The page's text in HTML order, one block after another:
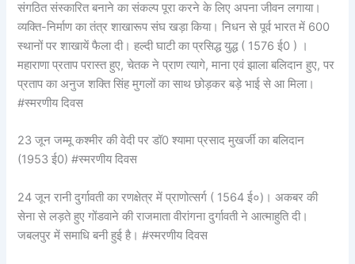
संगठित संस्कारित बनाने का संकल्प पूरा करने के लिए अपना जीवन लगाया।
व्यक्ति-निर्माण का तंत्र शाखारूप संघ खड़ा किया। निधन से पूर्व भारत में 600
स्थानों पर शाखायें फैला दी। हल्दी घाटी का प्रसिद्ध युद्ध ( 1576 ई0 ) ।
महाराणा प्रताप परास्त हुए, चेतक ने प्राण त्यागे, माना एवं झाला बलिदान हुए, पर
प्रताप का अनुज शक्ति सिंह मुगलों का साथ छोड़कर बड़े भाई से आ मिला।
#स्मरणीय दिवस
23 जून जम्मू कश्मीर की वेदी पर डॉ0 श्यामा प्रसाद मुखर्जी का बलिदान
(1953 ई0) #स्मरणीय दिवस
24 जून रानी दुर्गावती का रणक्षेत्र में प्राणोत्सर्ग ( 1564 ई०)। अकबर की
सेना से लड़ते हुए गोंडवाने की राजमाता वीरांगना दुर्गावती ने आत्माहुति दी।
जबलपुर में समाधि बनी हुई है। #स्मरणीय दिवस